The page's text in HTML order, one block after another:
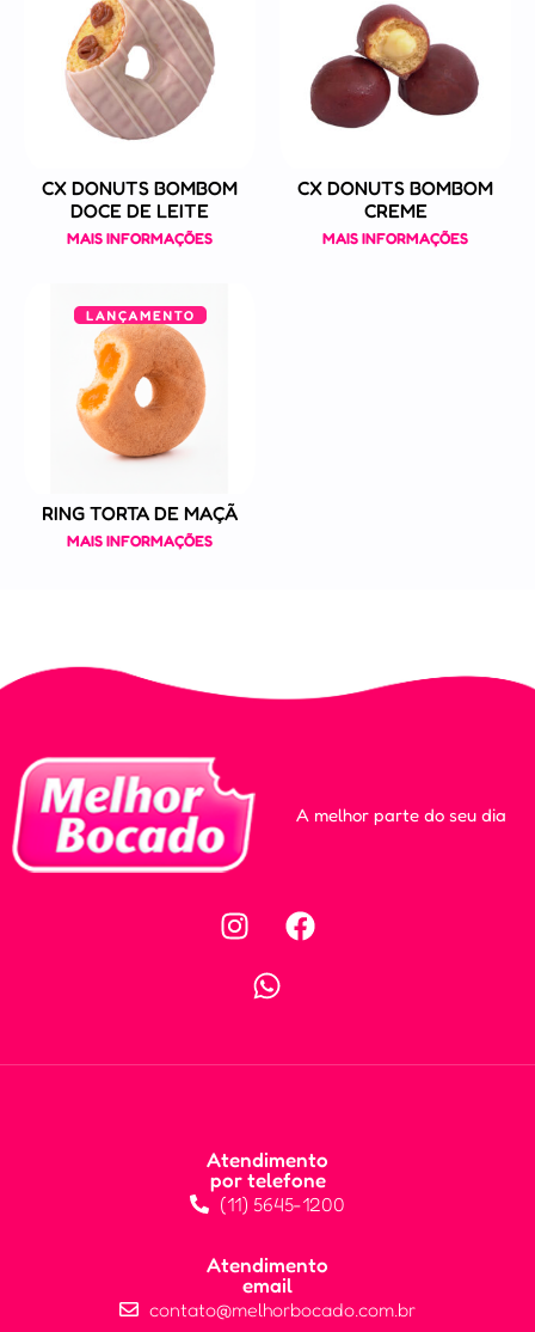
CX DONUTS BOMBOM
DOCE DE LEITE
MAIS INFORMAÇÕES
CX DONUTS BOMBOM
CREME
MAIS INFORMAÇÕES
RING TORTA DE MAÇÃ
MAIS INFORMAÇÕES
A melhor parte do seu dia
Atendimento
por telefone
(11) 5645-1200
Atendimento
email
contato@melhorbocado.com.br